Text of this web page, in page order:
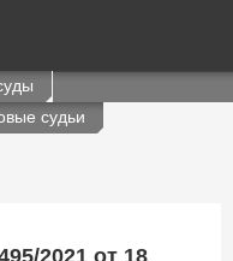
судьи
2021 от 18